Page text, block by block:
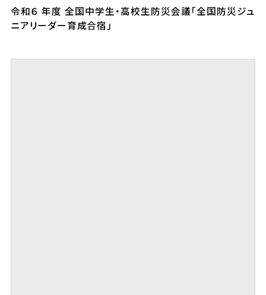
令和６ 年度 全国中学生・高校生防災会議「全国防災ジュ
ニアリーダー育成合宿」